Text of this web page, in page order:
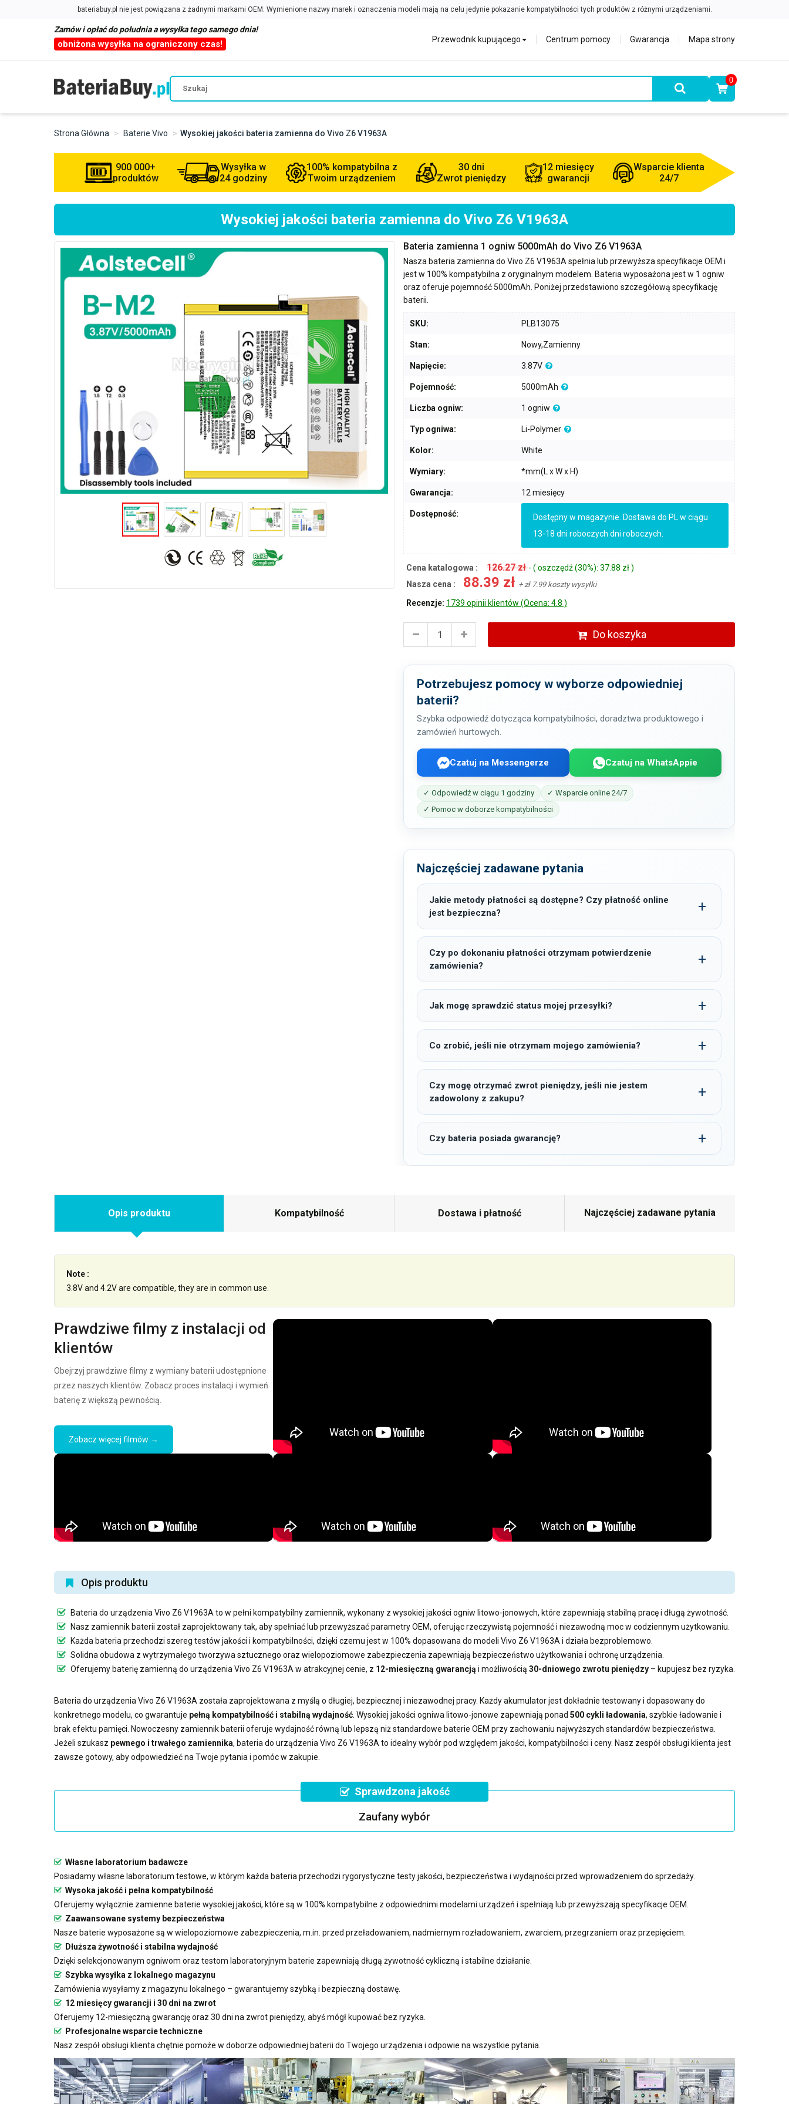
Zamów i opłać do południa a wysyłka tego samego dnia!
obniżona wysyłka na ograniczony czas! Przewodnik kupującego Centrum pomocy Gwarancja Mapa strony
0
Strona Główna Baterie Vivo Wysokiej jakości bateria zamienna do Vivo Z6 V1963A
900 000+
produktów
Wysyłka w
24 godziny
100% kompatybilna z
Twoim urządzeniem
30 dni
Zwrot pieniędzy
12 miesięcy
gwarancji
Wsparcie klienta
24/7
Wysokiej jakości bateria zamienna do Vivo Z6 V1963A
Bateria zamienna 1 ogniw 5000mAh do Vivo Z6 V1963A
Nasza bateria zamienna do Vivo Z6 V1963A spełnia lub przewyższa specyfikacje OEM i
jest w 100% kompatybilna z oryginalnym modelem. Bateria wyposażona jest w 1 ogniw
oraz oferuje pojemność 5000mAh . Poniżej przedstawiono szczegółową specyfikację
baterii.
SKU: PLB13075
Stan: Nowy,Zamienny
Napięcie: 3.87V
Pojemność: 5000mAh
Liczba ogniw: 1 ogniw
Typ ogniwa: Li-Polymer
Kolor: White
Wymiary: *mm(L x W x H)
Gwarancja: 12 miesięcy
Dostępność:
Dostępny w magazynie. Dostawa do PL w ciągu
13-18 dni roboczych dni roboczych.
Cena katalogowa : 126.27 zł- ( oszczędź (30%): 37.88 zł )
Nasza cena :
88.39 zł + zł 7.99 koszty wysyłki
Recenzje: 1739 opinii klientów (Ocena: 4.8 )
Do koszyka
Potrzebujesz pomocy w wyborze odpowiedniej
baterii?
Szybka odpowiedź dotycząca kompatybilności, doradztwa produktowego i
zamówień hurtowych.
Czatuj na Messengerze Czatuj na WhatsAppie
✓ Odpowiedź w ciągu 1 godziny
✓ Wsparcie online 24/7
✓ Pomoc w doborze kompatybilności
Najczęściej zadawane pytania
Jakie metody płatności są dostępne? Czy płatność online
jest bezpieczna?
Czy po dokonaniu płatności otrzymam potwierdzenie
zamówienia?
Jak mogę sprawdzić status mojej przesyłki?
Co zrobić, jeśli nie otrzymam mojego zamówienia?
Czy mogę otrzymać zwrot pieniędzy, jeśli nie jestem
zadowolony z zakupu?
Czy bateria posiada gwarancję?
Opis produktu Kompatybilność Dostawa i płatność Najczęściej zadawane pytania
Note :
3.8V and 4.2V are compatible, they are in common use.
Prawdziwe filmy z instalacji od
klientów
Obejrzyj prawdziwe filmy z wymiany baterii udostępnione
przez naszych klientów. Zobacz proces instalacji i wymień
baterię z większą pewnością.
Zobacz więcej filmów →
Opis produktu
Bateria do urządzenia Vivo Z6 V1963A to w pełni kompatybilny zamiennik, wykonany z wysokiej jakości ogniw litowo-jonowych, które zapewniają stabilną pracę i długą żywotność.
Nasz zamiennik baterii został zaprojektowany tak, aby spełniać lub przewyższać parametry OEM, oferując rzeczywistą pojemność i niezawodną moc w codziennym użytkowaniu.
Każda bateria przechodzi szereg testów jakości i kompatybilności, dzięki czemu jest w 100% dopasowana do modeli Vivo Z6 V1963A i działa bezproblemowo.
Solidna obudowa z wytrzymałego tworzywa sztucznego oraz wielopoziomowe zabezpieczenia zapewniają bezpieczeństwo użytkowania i ochronę urządzenia.
Oferujemy baterię zamienną do urządzenia Vivo Z6 V1963A w atrakcyjnej cenie, z 12-miesięczną gwarancją i możliwością 30-dniowego zwrotu pieniędzy – kupujesz bez ryzyka.
Bateria do urządzenia Vivo Z6 V1963A została zaprojektowana z myślą o długiej, bezpiecznej i niezawodnej pracy. Każdy akumulator jest dokładnie testowany i dopasowany do
konkretnego modelu, co gwarantuje pełną kompatybilność i stabilną wydajność . Wysokiej jakości ogniwa litowo-jonowe zapewniają ponad 500 cykli ładowania, szybkie ładowanie i
brak efektu pamięci. Nowoczesny zamiennik baterii oferuje wydajność równą lub lepszą niż standardowe baterie OEM przy zachowaniu najwyższych standardów bezpieczeństwa.
Jeżeli szukasz pewnego i trwałego zamiennika, bateria do urządzenia Vivo Z6 V1963A to idealny wybór pod względem jakości, kompatybilności i ceny. Nasz zespół obsługi klienta jest
zawsze gotowy, aby odpowiedzieć na Twoje pytania i pomóc w zakupie.
Sprawdzona jakość
Zaufany wybór
Własne laboratorium badawcze
Posiadamy własne laboratorium testowe, w którym każda bateria przechodzi rygorystyczne testy jakości, bezpieczeństwa i wydajności przed wprowadzeniem do sprzedaży.
Wysoka jakość i pełna kompatybilność
Oferujemy wyłącznie zamienne baterie wysokiej jakości, które są w 100% kompatybilne z odpowiednimi modelami urządzeń i spełniają lub przewyższają specyfikacje OEM.
Zaawansowane systemy bezpieczeństwa
Nasze baterie wyposażone są w wielopoziomowe zabezpieczenia, m.in. przed przeładowaniem, nadmiernym rozładowaniem, zwarciem, przegrzaniem oraz przepięciem.
Dłuższa żywotność i stabilna wydajność
Dzięki selekcjonowanym ogniwom oraz testom laboratoryjnym baterie zapewniają długą żywotność cykliczną i stabilne działanie.
Szybka wysyłka z lokalnego magazynu
Zamówienia wysyłamy z magazynu lokalnego – gwarantujemy szybką i bezpieczną dostawę.
12 miesięcy gwarancji i 30 dni na zwrot
Oferujemy 12-miesięczną gwarancję oraz 30 dni na zwrot pieniędzy, abyś mógł kupować bez ryzyka.
Profesjonalne wsparcie techniczne
Nasz zespół obsługi klienta chętnie pomoże w doborze odpowiedniej baterii do Twojego urządzenia i odpowie na wszystkie pytania.